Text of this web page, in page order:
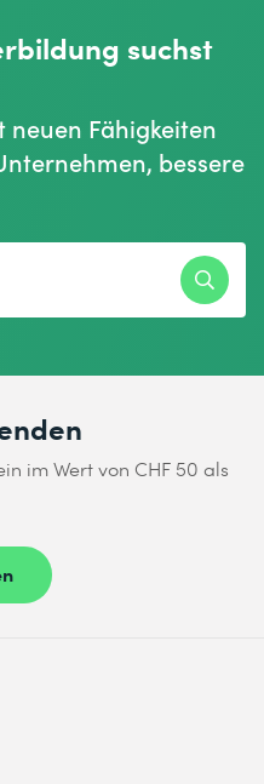
suchst
Fähigkeiten
bessere
im Wert von CHF 50 als